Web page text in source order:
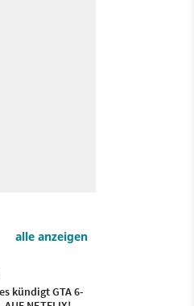
alle anzeigen
kündigt GTA 6-